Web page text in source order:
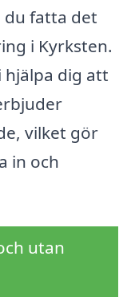
du fatta det
i Kyrksten.
hjälpa dig att
vilket gör
in och
utan